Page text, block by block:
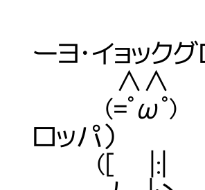
ーヨ・イョックグ
∧∧
(=ﾟωﾟ) 【
ロッパ）
([ |:| 【